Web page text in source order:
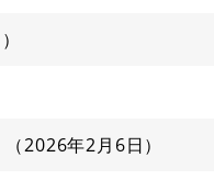
2026年2月6日